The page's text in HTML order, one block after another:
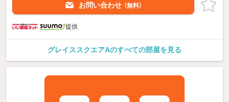
お問い合わせ （無料）
提供
グレイススクエアAのすべての部屋を見る